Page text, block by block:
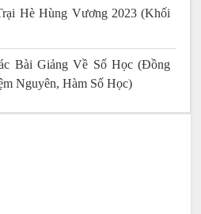
Hè Hùng Vương 2023 (Khối
Bài Giảng Về Số Học (Đồng
Nguyên, Hàm Số Học)